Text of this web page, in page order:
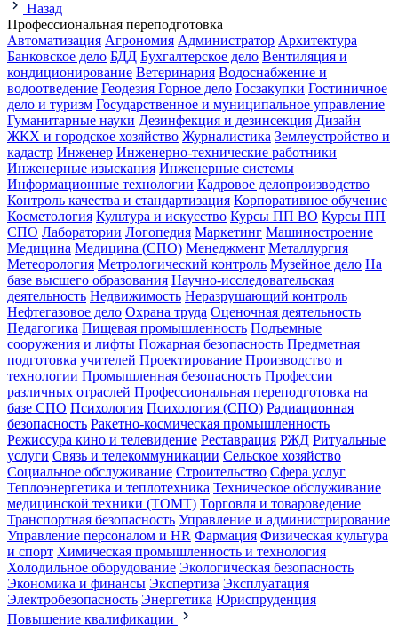
Назад
Профессиональная переподготовка
Автоматизация Агрономия Администратор Архитектура
Банковское дело БДД Бухгалтерское дело Вентиляция и
кондиционирование Ветеринария Водоснабжение и
водоотведение Геодезия Горное дело Госзакупки Гостиничное
дело и туризм Государственное и муниципальное управление
Гуманитарные науки Дезинфекция и дезинсекция Дизайн
ЖКХ и городское хозяйство Журналистика Землеустройство и
кадастр Инженер Инженерно-технические работники
Инженерные изыскания Инженерные системы
Информационные технологии Кадровое делопроизводство
Контроль качества и стандартизация Корпоративное обучение
Косметология Культура и искусство Курсы ПП ВО Курсы ПП
СПО Лаборатории Логопедия Маркетинг Машиностроение
Медицина Медицина (СПО) Менеджмент Металлургия
Метеорология Метрологический контроль Музейное дело На
базе высшего образования Научно-исследовательская
деятельность Недвижимость Неразрушающий контроль
Нефтегазовое дело Охрана труда Оценочная деятельность
Педагогика Пищевая промышленность Подъемные
сооружения и лифты Пожарная безопасность Предметная
подготовка учителей Проектирование Производство и
технологии Промышленная безопасность Профессии
различных отраслей Профессиональная переподготовка на
базе СПО Психология Психология (СПО) Радиационная
безопасность Ракетно-космическая промышленность
Режиссура кино и телевидение Реставрация РЖД Ритуальные
услуги Связь и телекоммуникации Сельское хозяйство
Социальное обслуживание Строительство Сфера услуг
Теплоэнергетика и теплотехника Техническое обслуживание
медицинской техники (ТОМТ) Торговля и товароведение
Транспортная безопасность Управление и администрирование
Управление персоналом и HR Фармация Физическая культура
и спорт Химическая промышленность и технология
Холодильное оборудование Экологическая безопасность
Экономика и финансы Экспертиза Эксплуатация
Электробезопасность Энергетика Юриспруденция
Повышение квалификации